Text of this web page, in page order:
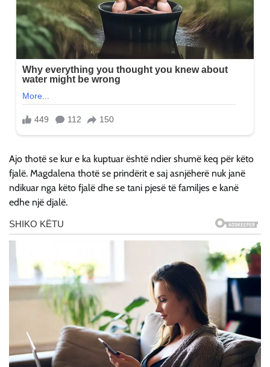
Ajo thotë se kur e ka kuptuar është ndier shumë keq për këto
fjalë. Magdalena thotë se prindërit e saj asnjëherë nuk janë
ndikuar nga këto fjalë dhe se tani pjesë të familjes e kanë
edhe një djalë.